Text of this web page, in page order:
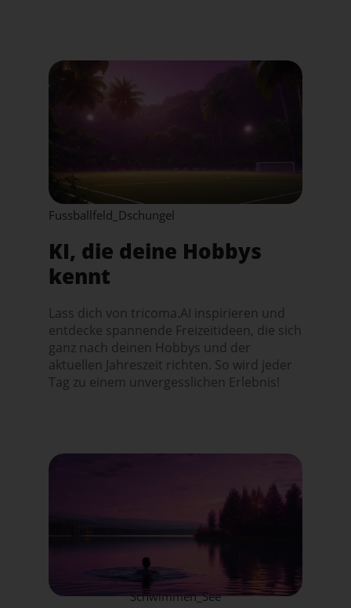
KI, die deine Hobbys
kennt
Lass dich von tricoma.AI inspirieren und
entdecke spannende Freizeitideen, die sich
ganz nach deinen Hobbys und der
aktuellen Jahreszeit richten. So wird jeder
Tag zu einem unvergesslichen Erlebnis!
Fussballfeld_Dschungel
Schwimmen_See